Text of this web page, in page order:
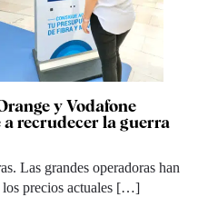
y Vodafone
recrudecer la guerra
Las grandes operadoras han
los precios actuales […]